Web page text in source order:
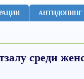
АНТИДОПИНГ
среди